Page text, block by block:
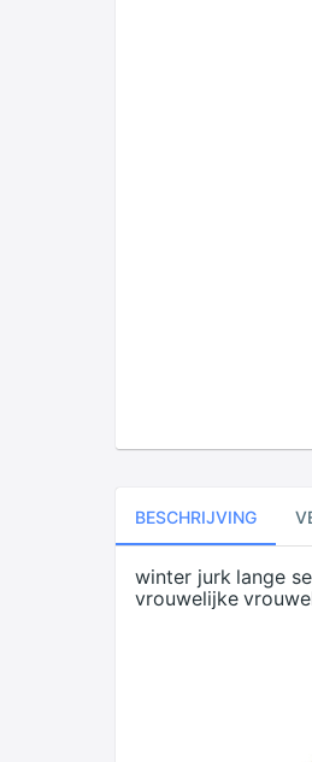
BESCHRIJVING
winter jurk lange
vrouwelijke